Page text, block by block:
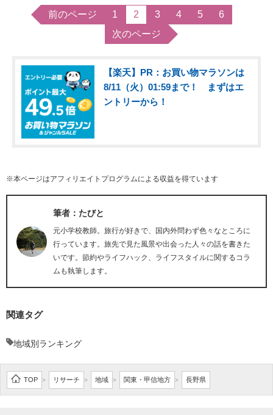
前のページ 1 2 3 4 5
6
次のページ
【楽天】PR：お買い物マラソンは
8/11（火）01:59まで！ まずはエ
ントリーから！
※本ページはアフィリエイトプログラムによる収益を得ています
筆者：たびと
元小学校教師。旅行が好きで、国内外問わず色々なところに
行っています。旅先で見た風景や出会った人々の話を書きた
いです。節約やライフハック、ライフスタイルに関するコラ
ムも執筆します。
関連タグ
地域別ランキング
TOP > リサーチ > 地域 > 関東・甲信地方 > 長野県